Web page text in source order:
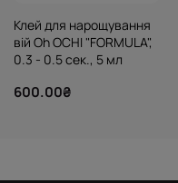
Клей для нарощування
вій Oh OCHI "FORMULA",
0.3 - 0.5 сек., 5 мл
600.00₴